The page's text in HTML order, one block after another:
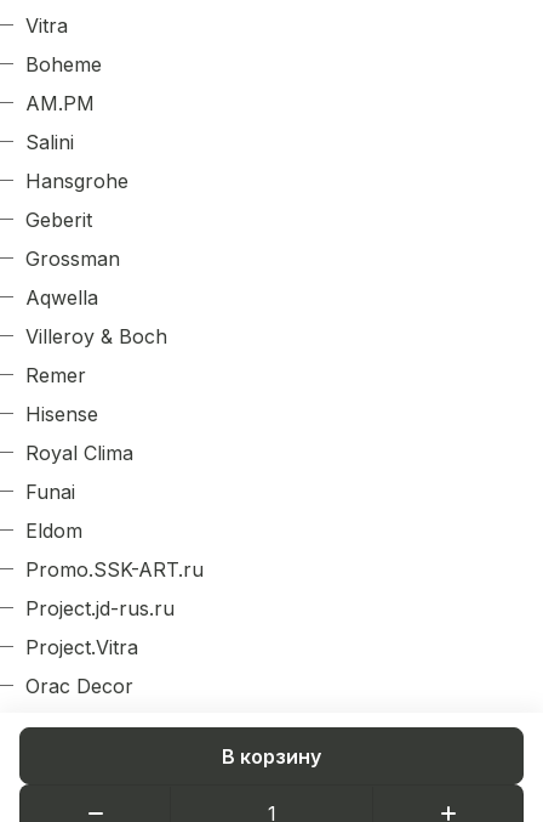
В корзину
Vitra
Boheme
AM.PM
Salini
Hansgrohe
Geberit
Grossman
Aqwella
Villeroy & Boch
Remer
Hisense
Royal Clima
Funai
Eldom
Promo.SSK-ART.ru
Project.jd-rus.ru
Project.Vitra
Orac Decor
Evroplast